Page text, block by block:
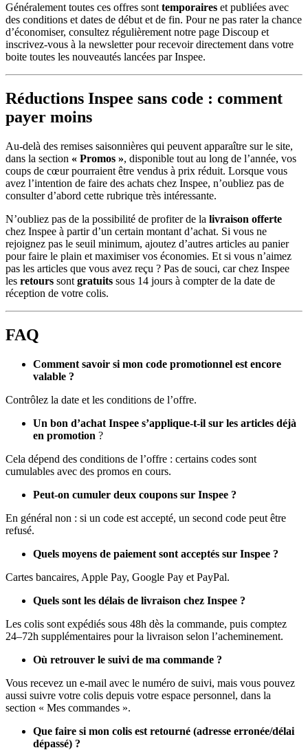
Généralement toutes ces offres sont temporaires et publiées avec
des conditions et dates de début et de fin. Pour ne pas rater la chance
d’économiser, consultez régulièrement notre page Discoup et
inscrivez-vous à la newsletter pour recevoir directement dans votre
boite toutes les nouveautés lancées par Inspee.
Réductions Inspee sans code : comment
payer moins
Au-delà des remises saisonnières qui peuvent apparaître sur le site,
dans la section « Promos », disponible tout au long de l’année, vos
coups de cœur pourraient être vendus à prix réduit. Lorsque vous
avez l’intention de faire des achats chez Inspee, n’oubliez pas de
consulter d’abord cette rubrique très intéressante.
N’oubliez pas de la possibilité de profiter de la livraison offerte
chez Inspee à partir d’un certain montant d’achat. Si vous ne
rejoignez pas le seuil minimum, ajoutez d’autres articles au panier
pour faire le plain et maximiser vos économies. Et si vous n’aimez
pas les articles que vous avez reçu ? Pas de souci, car chez Inspee
les retours sont gratuits sous 14 jours à compter de la date de
réception de votre colis.
FAQ
Comment savoir si mon code promotionnel est encore
valable ?
Contrôlez la date et les conditions de l’offre.
Un bon d’achat Inspee s’applique-t-il sur les articles déjà
en promotion ?
Cela dépend des conditions de l’offre : certains codes sont
cumulables avec des promos en cours.
Peut-on cumuler deux coupons sur Inspee ?
En général non : si un code est accepté, un second code peut être
refusé.
Quels moyens de paiement sont acceptés sur Inspee ?
Cartes bancaires, Apple Pay, Google Pay et PayPal.
Quels sont les délais de livraison chez Inspee ?
Les colis sont expédiés sous 48h dès la commande, puis comptez
24–72h supplémentaires pour la livraison selon l’acheminement.
Où retrouver le suivi de ma commande ?
Vous recevez un e-mail avec le numéro de suivi, mais vous pouvez
aussi suivre votre colis depuis votre espace personnel, dans la
section « Mes commandes ».
Que faire si mon colis est retourné (adresse erronée/délai
dépassé) ?